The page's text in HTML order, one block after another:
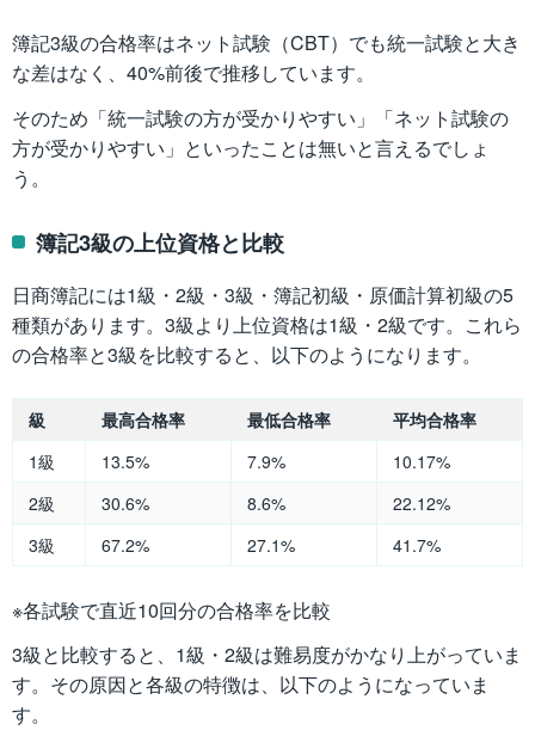
簿記3級の合格率はネット試験（CBT）でも統一試験と大き
な差はなく、40%前後で推移しています。
そのため「統一試験の方が受かりやすい」「ネット試験の
方が受かりやすい」といったことは無いと言えるでしょ
う。
簿記3級の上位資格と比較
日商簿記には1級・2級・3級・簿記初級・原価計算初級の5
種類があります。3級より上位資格は1級・2級です。これら
の合格率と3級を比較すると、以下のようになります。
級 最高合格率 最低合格率
平均合格率
1級
13.5% 7.9%
10.17%
2級
30.6% 8.6%
22.12%
3級
67.2% 27.1% 41.7%
※各試験で直近10回分の合格率を比較
3級と比較すると、1級・2級は難易度がかなり上がっていま
す。その原因と各級の特徴は、以下のようになっていま
す。